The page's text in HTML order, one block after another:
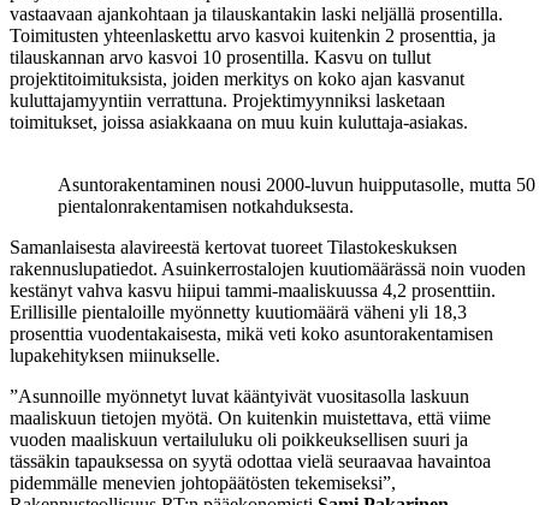
vastaavaan ajankohtaan ja tilauskantakin laski neljällä prosentilla.
Toimitusten yhteenlaskettu arvo kasvoi kuitenkin 2 prosenttia, ja
tilauskannan arvo kasvoi 10 prosentilla. Kasvu on tullut
projektitoimituksista, joiden merkitys on koko ajan kasvanut
kuluttajamyyntiin verrattuna. Projektimyynniksi lasketaan
toimitukset, joissa asiakkaana on muu kuin kuluttaja-asiakas.
Asuntorakentaminen nousi 2000-luvun huipputasolle, mutta
pientalonrakentamisen notkahduksesta.
Samanlaisesta alavireestä kertovat tuoreet Tilastokeskuksen
rakennuslupatiedot. Asuinkerrostalojen kuutiomäärässä noin vuoden
kestänyt vahva kasvu hiipui tammi-maaliskuussa 4,2 prosenttiin.
Erillisille pientaloille myönnetty kuutiomäärä väheni yli 18,3
prosenttia vuodentakaisesta, mikä veti koko asuntorakentamisen
lupakehityksen miinukselle.
”Asunnoille myönnetyt luvat kääntyivät vuositasolla laskuun
maaliskuun tietojen myötä. On kuitenkin muistettava, että viime
vuoden maaliskuun vertailuluku oli poikkeuksellisen suuri ja
tässäkin tapauksessa on syytä odottaa vielä seuraavaa havaintoa
pidemmälle menevien johtopäätösten tekemiseksi”,